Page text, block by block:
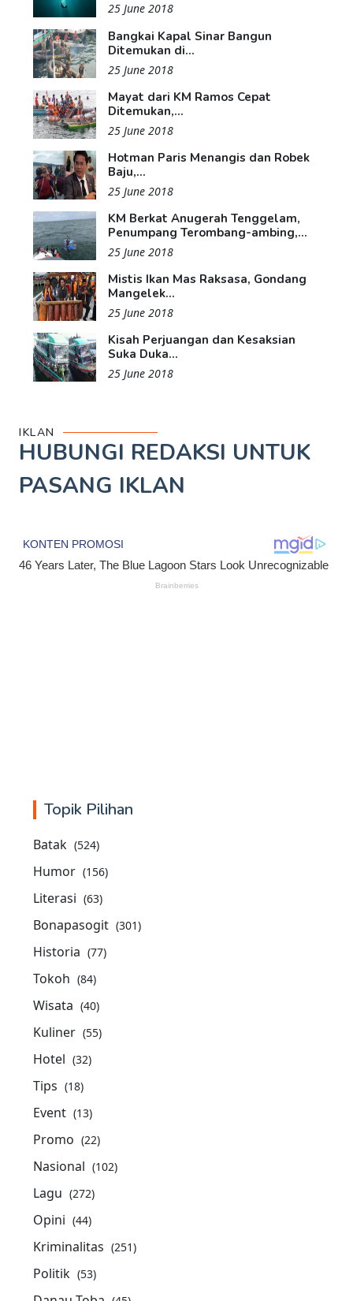
25 June 2018
Bangkai Kapal Sinar Bangun
Ditemukan di...
25 June 2018
Mayat dari KM Ramos Cepat
Ditemukan,...
25 June 2018
Hotman Paris Menangis dan Robek
Baju,...
25 June 2018
KM Berkat Anugerah Tenggelam,
Penumpang Terombang-ambing,...
25 June 2018
Mistis Ikan Mas Raksasa, Gondang
Mangelek...
25 June 2018
Kisah Perjuangan dan Kesaksian
Suka Duka...
25 June 2018
IKLAN
HUBUNGI REDAKSI UNTUK
PASANG IKLAN
Topik Pilihan
Batak (524)
Humor (156)
Literasi (63)
Bonapasogit (301)
Historia (77)
Tokoh (84)
Wisata (40)
Kuliner (55)
Hotel (32)
Tips (18)
Event (13)
Promo (22)
Nasional (102)
Lagu (272)
Opini (44)
Kriminalitas (251)
Politik (53)